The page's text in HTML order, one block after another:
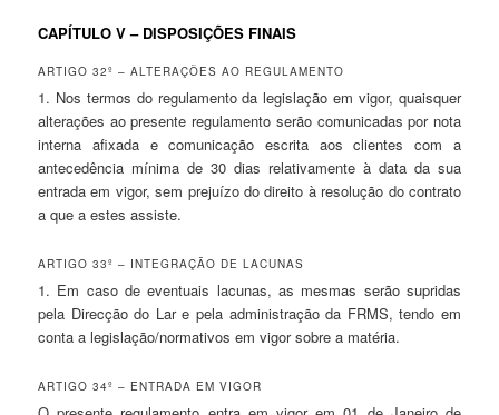
CAPÍTULO V – DISPOSIÇÕES FINAIS
ARTIGO 32º – ALTERAÇÕES AO REGULAMENTO
1. Nos termos do regulamento da legislação em vigor, quaisquer
alterações ao presente regulamento serão comunicadas por nota
interna afixada e comunicação escrita aos clientes com a
antecedência mínima de 30 dias relativamente à data da sua
entrada em vigor, sem prejuízo do direito à resolução do contrato
a que a estes assiste.
ARTIGO 33º – INTEGRAÇÃO DE LACUNAS
1. Em caso de eventuais lacunas, as mesmas serão supridas
pela Direcção do Lar e pela administração da FRMS, tendo em
conta a legislação/normativos em vigor sobre a matéria.
ARTIGO 34º – ENTRADA EM VIGOR